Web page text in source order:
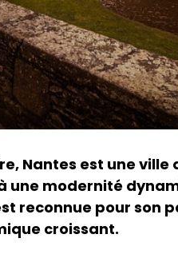
Nantes est une
une modernité
reconnue pour son
croissant.